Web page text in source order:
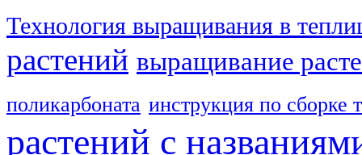
Технология выращивания в
растений выращивание
поликарбоната инструкция по сборке
растений с